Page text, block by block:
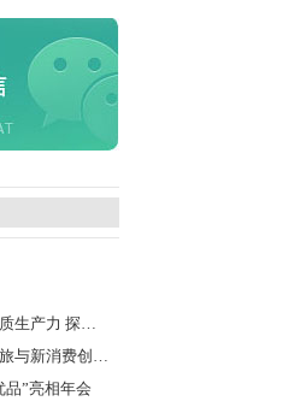
寻发展新动能
新发展论坛举行
品”亮相年会